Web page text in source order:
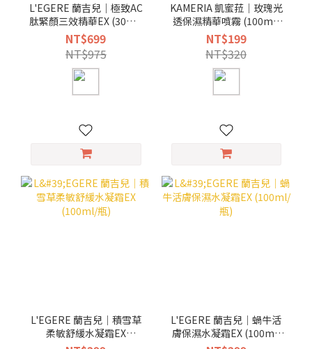
L'EGERE 蘭吉兒｜極致AC
肽緊顏三效精華EX (30ml/
瓶)
NT$699
NT$975
KAMERIA 凱蜜菈｜玫瑰光
透保濕精華噴霧 (100ml/
瓶)
NT$199
NT$320
L'EGERE 蘭吉兒｜積雪草
柔敏舒緩水凝霜EX
(100ml/瓶)
L'EGERE 蘭吉兒｜蝸牛活
膚保濕水凝霜EX (100ml/
瓶)